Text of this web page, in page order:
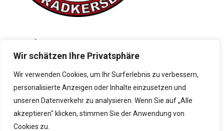
Wir schätzen Ihre Privatsphäre
Wir verwenden Cookies, um Ihr Surferlebnis zu verbessern,
personalisierte Anzeigen oder Inhalte einzusetzen und
unseren Datenverkehr zu analysieren. Wenn Sie auf „Alle
akzeptieren" klicken, stimmen Sie der Anwendung von
Cookies zu.
Kontakt
Neubaustraße 9, 8490 Bad Radkersburg
+43 5 0248 065
direktion@borg-radkersburg.at